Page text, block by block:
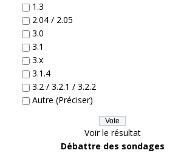
1.3
2.04 / 2.05
3.0
3.1
3.x
3.1.4
3.2 / 3.2.1 / 3.2.2
Autre (Préciser)
Voir le résultat
Débattre des sondages